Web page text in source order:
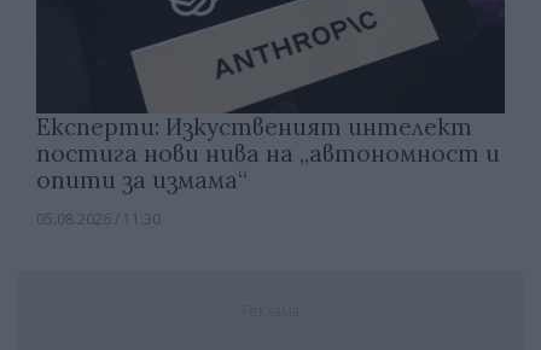
Експерти: Изкуственият интелект
постига нови нива на „автономност и
опити за измама“
05.08.2026 / 11:30